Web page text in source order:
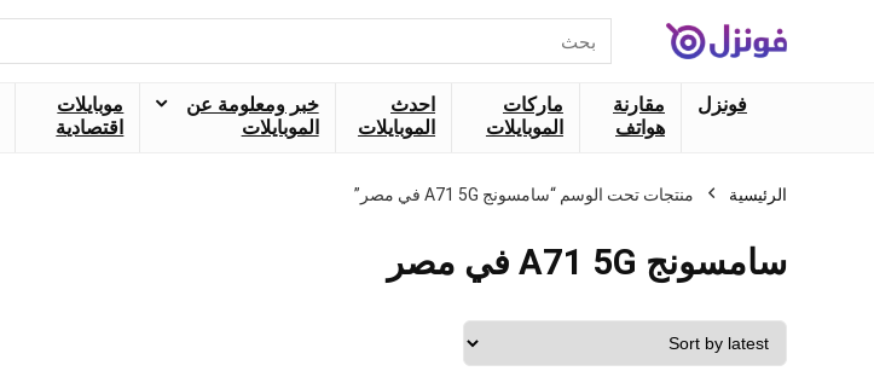
عن:
فونزل
مقارنة
هواتف
ماركات
الموبايلات
احدث
الموبايلات
خبر ومعلومة عن
الموبايلات
موبايلات
اقتصادية
الرئيسية منتجات تحت الوسم “سامسونج A71 5G في مصر”
سامسونج A71 5G في مصر